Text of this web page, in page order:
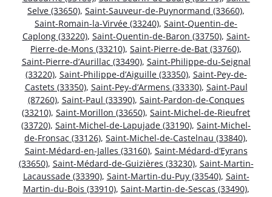
Selve (33650), Saint-Sauveur-de-Puynormand (33660),
Saint-Romain-la-Virvée (33240), Saint-Quentin-de-
Caplong (33220), Saint-Quentin-de-Baron (33750), Saint-
Pierre-de-Mons (33210), Saint-Pierre-de-Bat (33760),
Saint-Pierre-d’Aurillac (33490), Saint-Philippe-du-Seignal
(33220), Saint-Philippe-d’Aiguille (33350), Saint-Pey-de-
Castets (33350), Saint-Pey-d’Armens (33330), Saint-Paul
(87260), Saint-Paul (33390), Saint-Pardon-de-Conques
(33210), Saint-Morillon (33650), Saint-Michel-de-Rieufret
(33720), Saint-Michel-de-Lapujade (33190), Saint-Michel-
de-Fronsac (33126), Saint-Michel-de-Castelnau (33840),
Saint-Médard-en-Jalles (33160), Saint-Médard-d’Eyrans
(33650), Saint-Médard-de-Guizières (33230), Saint-Martin-
Lacaussade (33390), Saint-Martin-du-Puy (33540), Saint-
Martin-du-Bois (33910), Saint-Martin-de-Sescas (33490),